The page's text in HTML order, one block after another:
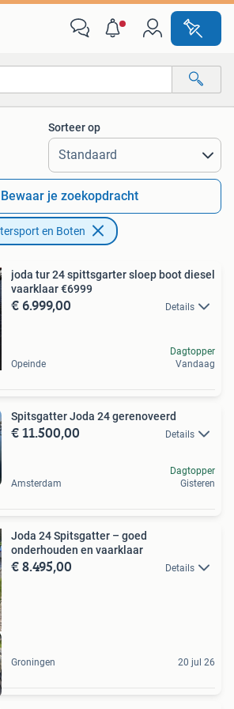
Alle afstanden…
Sorteer op
Bewaar je zoekopdracht
en Boten
joda tur 24 spittsgarter sloep boot diesel
vaarklaar €6999
€ 6.999,00 Details
Opeinde
Dagtopper
Vandaag
Spitsgatter Joda 24 gerenoveerd
€ 11.500,00 Details
Amsterdam
Dagtopper
Gisteren
Joda 24 Spitsgatter – goed
onderhouden en vaarklaar
€ 8.495,00 Details
Groningen 20 jul 26